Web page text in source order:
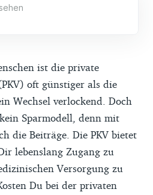
ist die private
oft günstiger als die
Wechsel verlockend. Doch
Sparmodell, denn mit
die Beiträge. Die PKV bietet
lebenslang Zugang zu
Versorgung zu
Du bei der privaten